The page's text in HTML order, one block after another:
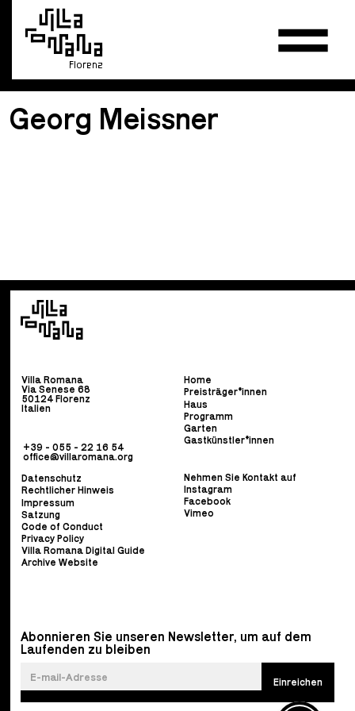
Florenz
Georg Meissner
Villa Romana
Via Senese 68
50124 Florenz
Italien
+39 - 055 - 22 16 54
office@villaromana.org
Home
Preisträger*innen
Haus
Programm
Garten
Gastkünstler*innen
Datenschutz
Rechtlicher Hinweis
Impressum
Satzung
Code of Conduct
Privacy Policy
Villa Romana Digital Guide
Archive Website
Nehmen Sie Kontakt auf
Instagram
Facebook
Vimeo
Abonnieren Sie unseren Newsletter, um auf dem
Laufenden zu bleiben